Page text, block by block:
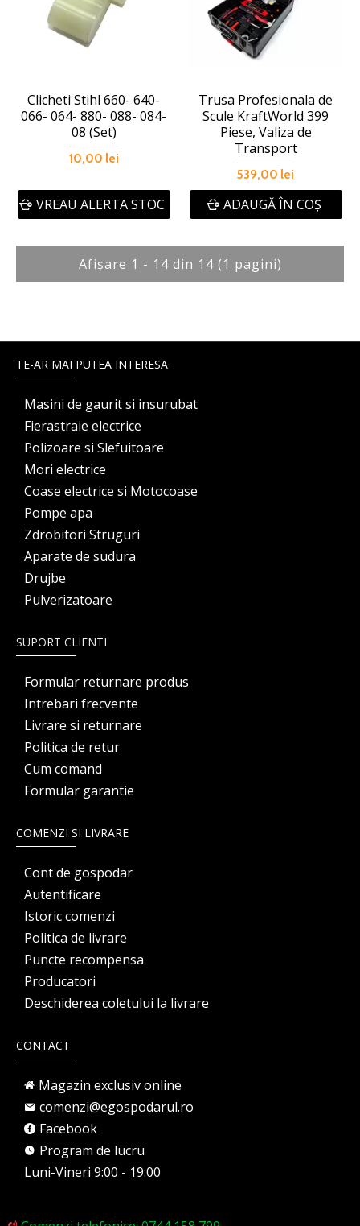
Clicheti Stihl 660- 640-
066- 064- 880- 088- 084-
08 (Set)
10,00 lei
VREAU ALERTA STOC
Trusa Profesionala de
Scule KraftWorld 399
Piese, Valiza de
Transport
539,00 lei
ADAUGĂ ÎN COŞ
Afişare 1 - 14 din 14 (1 pagini)
TE-AR MAI PUTEA INTERESA
Masini de gaurit si insurubat
Fierastraie electrice
Polizoare si Slefuitoare
Mori electrice
Coase electrice si Motocoase
Pompe apa
Zdrobitori Struguri
Aparate de sudura
Drujbe
Pulverizatoare
SUPORT CLIENTI
Formular returnare produs
Intrebari frecvente
Livrare si returnare
Politica de retur
Cum comand
Formular garantie
COMENZI SI LIVRARE
Cont de gospodar
Autentificare
Istoric comenzi
Politica de livrare
Puncte recompensa
Producatori
Deschiderea coletului la livrare
CONTACT
Magazin exclusiv online
comenzi@egospodarul.ro
Facebook
Program de lucru
Luni-Vineri 9:00 - 19:00